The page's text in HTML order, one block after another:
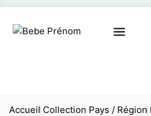
Accueil Collection Pays / Région